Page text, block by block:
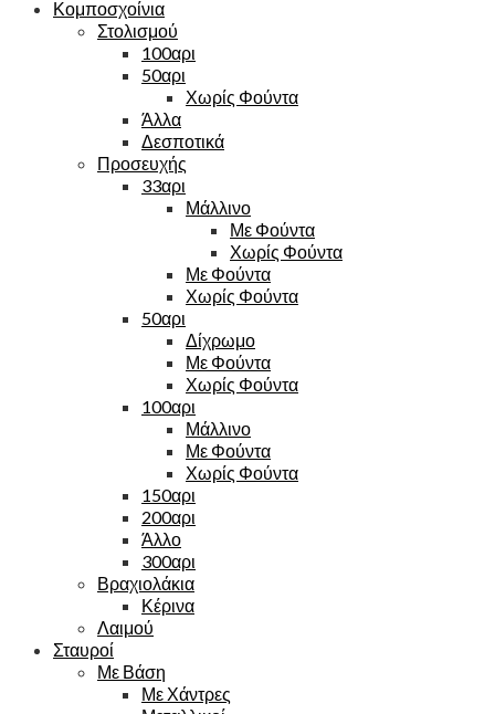
Κομποσχοίνια
Στολισμού
100αρι
50αρι
Χωρίς Φούντα
Άλλα
Δεσποτικά
Προσευχής
33αρι
Μάλλινο
Με Φούντα
Χωρίς Φούντα
Με Φούντα
Χωρίς Φούντα
50αρι
Δίχρωμο
Με Φούντα
Χωρίς Φούντα
100αρι
Μάλλινο
Με Φούντα
Χωρίς Φούντα
150αρι
200αρι
Άλλο
300αρι
Βραχιολάκια
Κέρινα
Λαιμού
Σταυροί
Με Βάση
Με Χάντρες